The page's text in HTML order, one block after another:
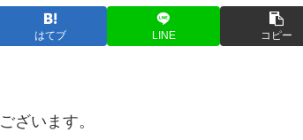
はてブ LINE コピー
ざいます。